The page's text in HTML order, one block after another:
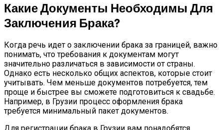
Какие Документы Необходимы Для
Заключения Брака?
Когда речь идет о заключении брака за границей, важно
понимать, что требования к документам могут
значительно различаться в зависимости от страны.
Однако есть несколько общих аспектов, которые стоит
учитывать. Чем меньше документов потребуется, тем
проще и быстрее вы сможете подготовиться к свадьбе.
Например, в Грузии процесс оформления брака
требуется минимальный пакет документов.